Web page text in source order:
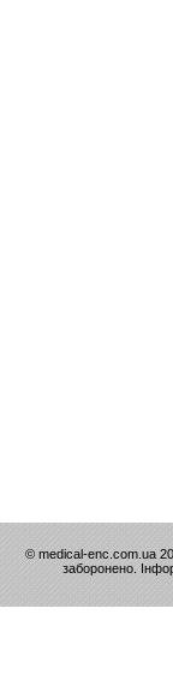
© medical-enc.com.ua
заборонено.